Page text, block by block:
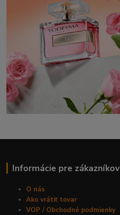
Informácie pre zákazníkov
O nás
Ako vrátiť tovar
VOP / Obchodné podmienky